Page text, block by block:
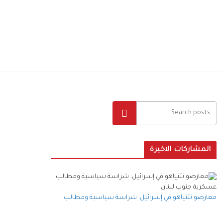
المشاركات الاخيرة
معارضو نتنياهو في إسرائيل: شراسة سياسية ومطالب